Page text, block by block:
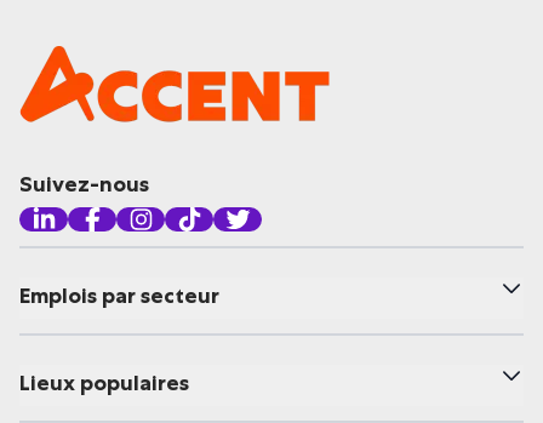
Suivez-nous
Emplois par secteur
Lieux populaires